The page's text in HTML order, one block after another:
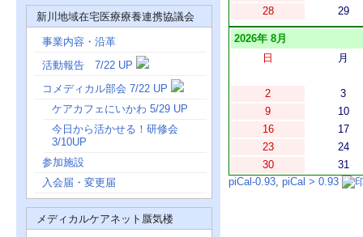
新川地域在宅医療療養連携協議会
事業内容・沿革
活動報告 7/22 UP
コメディカル部会 7/22 UP
ケアカフェにいかわ 5/29 UP
今日から活かせる！研修会
3/10UP
参加施設
入会届・変更届
メディカルケアネット蜃気楼
28
29
2026年 8月
日
月
2
3
9
10
16
17
23
24
30
31
piCal-0.93, piCal > 0.93